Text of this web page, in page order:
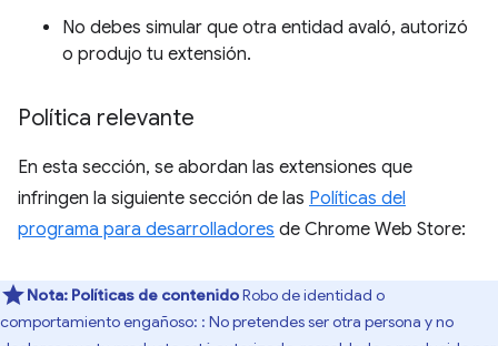
No debes simular que otra entidad avaló, autorizó
o produjo tu extensión.
Política relevante
En esta sección, se abordan las extensiones que
infringen la siguiente sección de las Políticas del
programa para desarrolladores de Chrome Web Store:
Nota: Políticas de contenidoRobo de identidad o
comportamiento engañoso: : No pretendes ser otra persona y no